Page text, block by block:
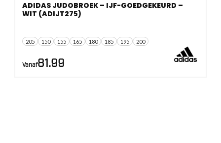
205 150 155 165 180 185 195 200
ADIDAS JUDOBROEK – IJF-GOEDGEKEURD –
WIT (ADIJT275)
Vanaf81.99